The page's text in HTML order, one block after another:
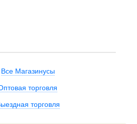
Все Магазинусы
торговля
торговля